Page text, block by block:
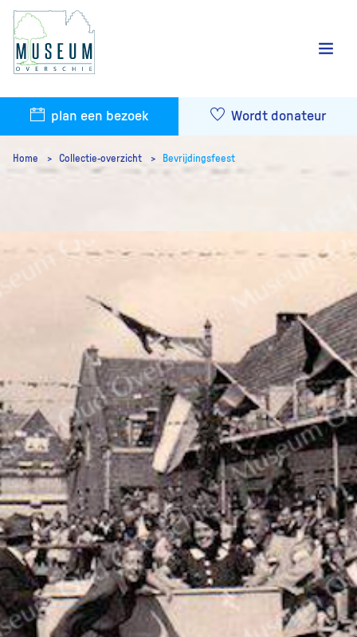
plan een bezoek Wordt donateur
Home Collectie-overzicht Bevrijdingsfeest